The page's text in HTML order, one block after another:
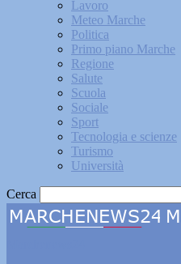
Lavoro
Meteo Marche
Politica
Primo piano Marche
Regione
Salute
Scuola
Sociale
Sport
Tecnologia e scienze
Turismo
Università
Cerca